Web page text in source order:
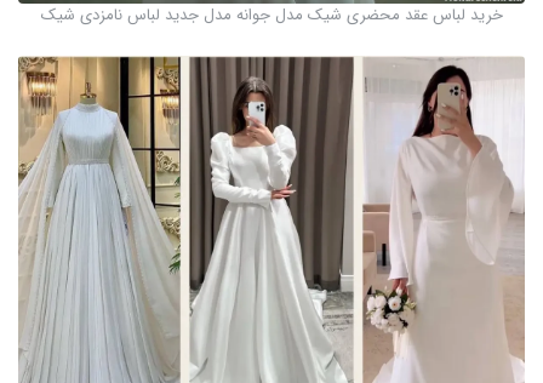
خرید لباس عقد محضری شیک مدل جوانه مدل جدید لباس نامزدی شیک